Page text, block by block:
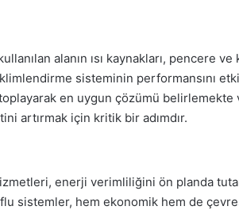
alanın ısı kaynakları, pencere
sisteminin performansını
en uygun çözümü belirlemekte
artırmak için kritik bir adımdır.
enerji verimliliğini ön planda
sistemler, hem ekonomik hem de